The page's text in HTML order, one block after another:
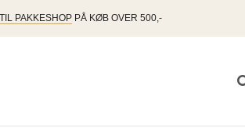
PAKKESHOPPÅ KØB OVER 500,-